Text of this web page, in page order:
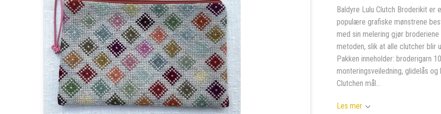
Baldyre Lulu Clutch Broderikit er
populære grafiske mønstrene
med sin melering gjør
metoden, slik at alle clutcher blir
Pakken inneholder: broderigarn
monteringsveiledning, glidelås
Clutchen mål...
Les mer